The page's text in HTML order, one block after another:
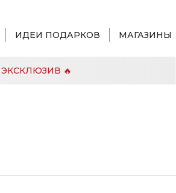
ИДЕИ ПОДАРКОВ МАГАЗИНЫ
ЭКСКЛЮЗИВ 🔥